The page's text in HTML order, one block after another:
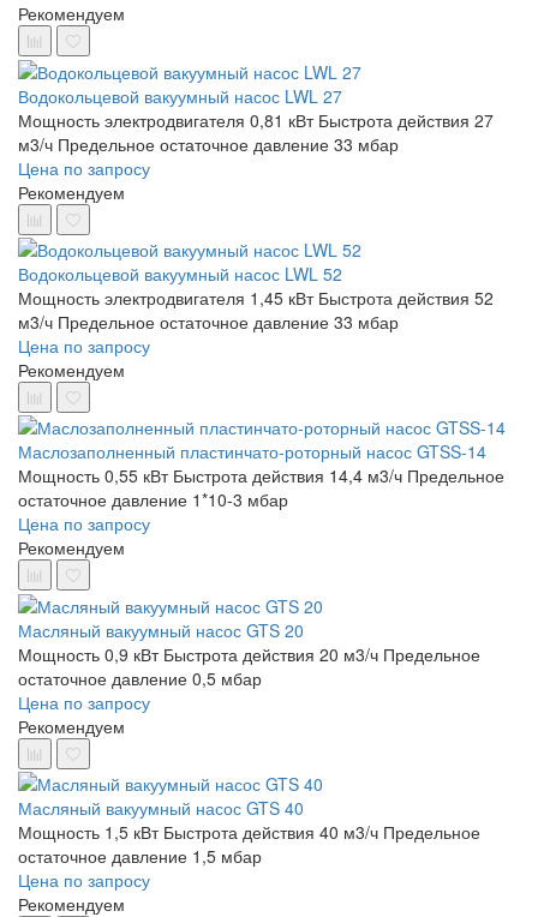
Рекомендуем
Водокольцевой вакуумный насос LWL 27
Мощность электродвигателя 0,81 кВт Быстрота действия 27
м3/ч Предельное остаточное давление 33 мбар
Цена по запросу
Рекомендуем
Водокольцевой вакуумный насос LWL 52
Мощность электродвигателя 1,45 кВт Быстрота действия 52
м3/ч Предельное остаточное давление 33 мбар
Цена по запросу
Рекомендуем
Маслозаполненный пластинчато-роторный насос GTSS-14
Мощность 0,55 кВт Быстрота действия 14,4 м3/ч Предельное
остаточное давление 1*10-3 мбар
Цена по запросу
Рекомендуем
Масляный вакуумный насос GTS 20
Мощность 0,9 кВт Быстрота действия 20 м3/ч Предельное
остаточное давление 0,5 мбар
Цена по запросу
Рекомендуем
Масляный вакуумный насос GTS 40
Мощность 1,5 кВт Быстрота действия 40 м3/ч Предельное
остаточное давление 1,5 мбар
Цена по запросу
Рекомендуем